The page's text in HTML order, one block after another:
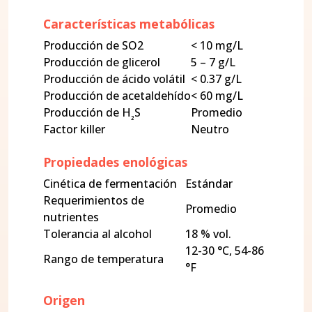
Características metabólicas
Producción de SO2
< 10 mg/L
Producción de glicerol
5 – 7 g/L
Producción de ácido volátil < 0.37 g/L
Producción de acetaldehído< 60 mg/L
Producción de H₂S
Promedio
Factor killer
Neutro
Propiedades enológicas
Cinética de fermentación
Estándar
Requerimientos de
nutrientes
Promedio
Tolerancia al alcohol
18 % vol.
Rango de temperatura
12-30 °C, 54-86
°F
Origen